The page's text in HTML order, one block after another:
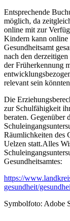
Entsprechende
möglich, da
online mit zur
Kindern kann online
Gesundheitsamt
nach den
der Früherkennung
relevant sein
Die
zur Schulfähigkeit
beraten. Gegenüber
Räumlichkeiten des
Uelzen statt.Alles
Gesundheitsamtes:
https://
gesundheit/
Symbolfoto: Adobe